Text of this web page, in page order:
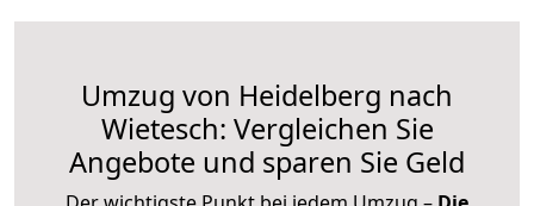
Umzug von Heidelberg nach
Wietesch: Vergleichen Sie
Angebote und sparen Sie Geld